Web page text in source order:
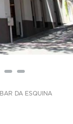
BAR DA ESQUINA